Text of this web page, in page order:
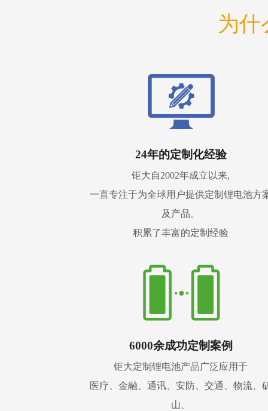
为什
24年的定制化经验
钜大自2002年成立以来,
一直专注于为全球用户提供定制锂电池方
及产品。
积累了丰富的定制经验
6000余成功定制案例
钜大定制锂电池产品广泛应用于
医疗、金融、通讯、安防、交通、物流、
山、